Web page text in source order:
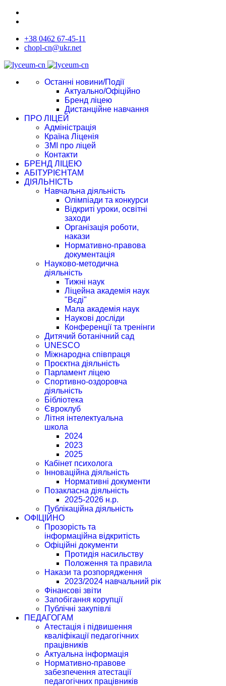
+38 0462 67-45-11
chopl-cn@ukr.net
Останні новини/Події
Актуально/Офіційно
Бренд ліцею
Дистанційне навчання
ПРО ЛІЦЕЙ
Адміністрація
Країна Ліценія
ЗМІ про ліцей
Контакти
БРЕНД ЛІЦЕЮ
АБІТУРІЄНТАМ
ДІЯЛЬНІСТЬ
Навчальна діяльність
Олімпіади та конкурси
Відкриті уроки, освітні
заходи
Організація роботи,
накази
Нормативно-правова
документація
Науково-методична
діяльність
Тижні наук
Ліцейна академія наук
"Вєді"
Мала академія наук
Наукові досліди
Конференції та тренінги
Дитячий ботанічний сад
UNESCO
Міжнародна співпраця
Проєктна діяльність
Парламент ліцею
Спортивно-оздоровча
діяльність
Бібліотека
Євроклуб
Літня інтелектуальна
школа
2024
2023
2025
Кабінет психолога
Інноваційна діяльність
Нормативні документи
Позакласна діяльність
2025-2026 н.р.
Публікаційна діяльність
ОФІЦІЙНО
Прозорість та
інформаційна відкритість
Офіційні документи
Протидія насильству
Положення та правила
Накази та розпорядження
2023/2024 навчальний рік
Фінансові звіти
Запобігання корупції
Публічні закупівлі
ПЕДАГОГАМ
Атестація і підвишення
кваліфікації педагогічних
працівників
Актуальна інформація
Нормативно-правове
забезпечення атестації
педагогічних працівників